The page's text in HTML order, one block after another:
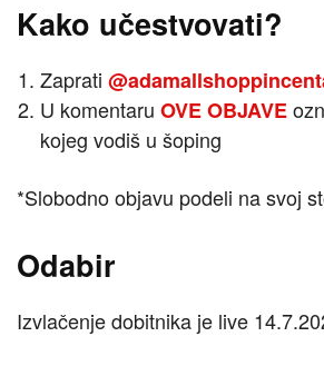
Kako učestvovati?
Zaprati
U komentaru OVE OBJAVE
kojeg vodiš u šoping
*Slobodno objavu podeli na svoj
Odabir
Izvlačenje dobitnika je live